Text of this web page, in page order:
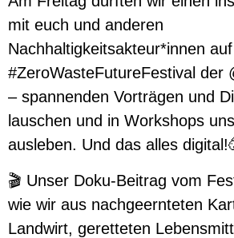
mit euch und anderen
Nachhaltigkeitsakteur*innen
#ZeroWasteFutureFestival der
– spannenden Vorträgen und
lauschen und in Workshops
ausleben. Und das alles
🎬 Unser Doku-Beitrag vom
wie wir aus nachgeernteten
Landwirt, geretteten